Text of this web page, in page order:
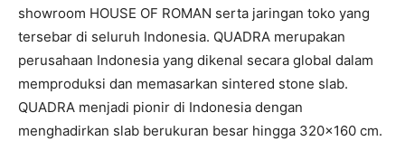
showroom HOUSE OF ROMAN serta jaringan toko yang
tersebar di seluruh Indonesia. QUADRA merupakan
perusahaan Indonesia yang dikenal secara global dalam
memproduksi dan memasarkan sintered stone slab.
QUADRA menjadi pionir di Indonesia dengan
menghadirkan slab berukuran besar hingga 320×160 cm.